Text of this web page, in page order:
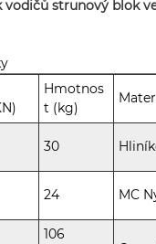
vodičů strunový blok
Hmotnos
t (kg)
30
24 MC
106